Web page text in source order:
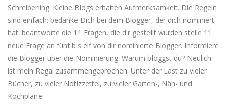
Schreiberling. Kleine Blogs erhalten Aufmerksamkeit. Die Regeln
sind einfach: bedanke Dich bei dem Blogger, der dich nominiert
hat. beantworte die 11 Fragen, die dir gestellt wurden stelle 11
neue Frage an fünf bis elf von dir nominierte Blogger. Informiere
die Blogger über die Nominierung. Warum bloggst du? Neulich
ist mein Regal zusammengebrochen. Unter der Last zu vieler
Bücher, zu vieler Notizzettel, zu vieler Garten-, Näh- und
Kochpläne.